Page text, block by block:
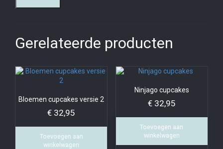
Gerelateerde producten
Bloemen cupcakes versie 2
€ 32,95
Toevoegen aan
winkelwagen
Ninjago cupcakes
€32,95
Toevoegen aan
winkelwagen